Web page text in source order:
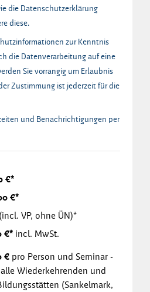
die Datenschutzerklärung
diese.
zur Kenntnis
die Datenverarbeitung auf eine
Sie vorrangig um Erlaubnis
Zustimmung ist jederzeit für die
und Benachrichtigungen per
€*
€*
(incl. VP, ohne ÜN)*
€* incl. MwSt.
€ pro Person und Seminar -
Wiederkehrenden und
(Sankelmark,